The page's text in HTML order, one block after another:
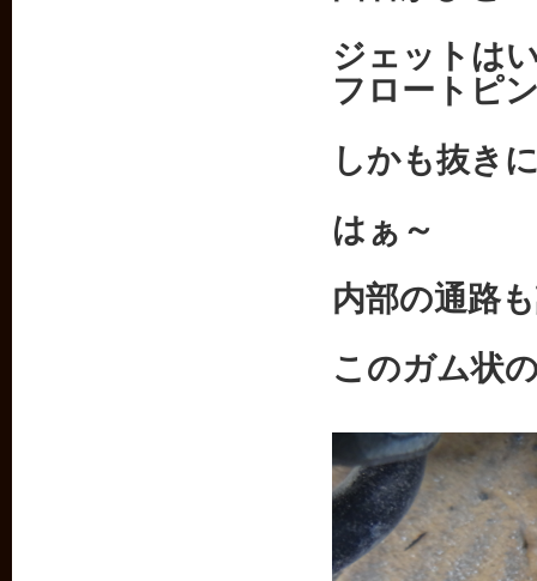
ジェットは
フロートピ
しかも抜き
はぁ～
内部の通路
このガム状